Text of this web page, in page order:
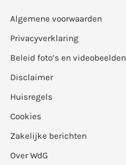
Algemene voorwaarden
Privacyverklaring
Beleid foto’s en videobeelden
Disclaimer
Huisregels
Cookies
Zakelijke berichten
Over WdG